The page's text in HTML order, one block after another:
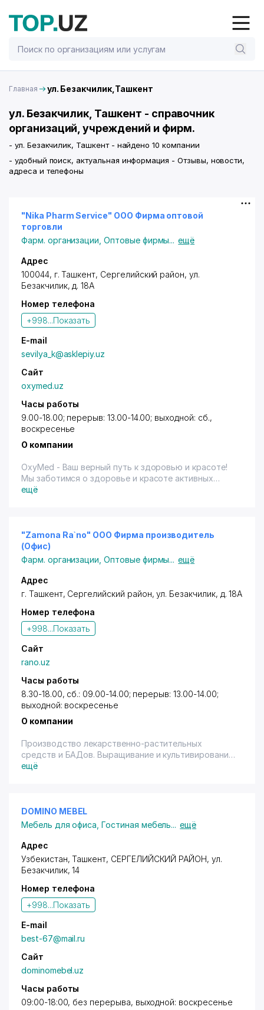
Главная ул. Безакчилик,Ташкент
ул. Безакчилик, Ташкент - справочник
организаций, учреждений и фирм.
- ул. Безакчилик, Ташкент - найдено 10 компании
- удобный поиск, актуальная информация - Отзывы, новости,
адреса и телефоны
"Nika Pharm Service" ООО Фирма оптовой
торговли
Фарм. организации ,Оптовые фирмы... ещё
Адрес
100044, г. Ташкент, Сергелийский район,ул.
Безакчилик, д. 18А
Номер телефона
+998...Показать
E-mail
sevilya_k@asklepiy.uz
Сайт
oxymed.uz
Часы работы
9.00-18.00; перерыв: 13.00-14.00; выходной: сб.,
воскресенье
О компании
OxyMed - Ваш верный путь к здоровью и красоте!
Мы заботимся о здоровье и красоте активных
людей, для которых важен престиж и статус, путем
ДОСТАВКА ЛЕКАРСТВ НА ДОМ по номеру 200-03-
03.
ещё
"Zamona Ra`no" ООО Фирма производитель
(Офис)
Фарм. организации ,Оптовые фирмы... ещё
Адрес
г. Ташкент, Сергелийский район,ул. Безакчилик, д. 18А
Номер телефона
+998...Показать
Сайт
rano.uz
Часы работы
8.30-18.00, сб.: 09.00-14.00; перерыв: 13.00-14.00;
выходной: воскресенье
О компании
Производство лекарственно-растительных
средств и БАДов. Выращивание и культивирование
лекарственных растений. Оптовая торговля
ещё
DOMINO MEBEL
Мебель для офиса ,Гостиная мебель... ещё
Адрес
Узбекистан, Ташкент, СЕРГЕЛИЙСКИЙ РАЙОН, ул.
Безакчилик, 14
Номер телефона
+998...Показать
E-mail
best-67@mail.ru
Сайт
dominomebel.uz
Часы работы
09:00-18:00, без перерыва, выходной: воскресенье